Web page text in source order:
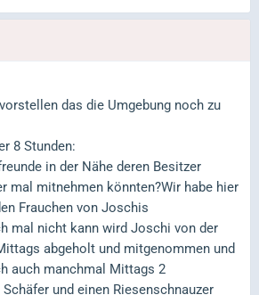
das die Umgebung noch zu
8 Stunden:
in der Nähe deren Besitzer
mal mitnehmen könnten?Wir habe hier
Frauchen von Joschis
mal nicht kann wird Joschi von der
abgeholt und mitgenommen und
auch manchmal Mittags 2
und einen Riesenschnauzer